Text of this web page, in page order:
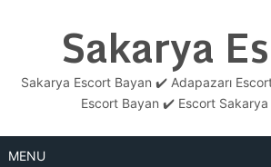
Sakarya
Sakarya Escort Bayan ✔️ Adapazarı
Escort Bayan ✔️ Escort Sakarya
MENU